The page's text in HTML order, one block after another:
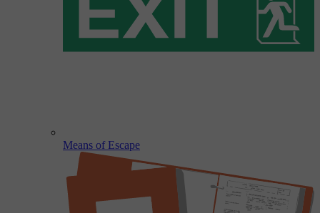
Means of Escape